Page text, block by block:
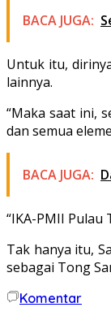
BACA JUGA:
Untuk itu,
lainnya.
“Maka saat ini,
dan semua
BACA JUGA:
“IKA-PMII
Tak hanya itu,
sebagai Tong
Komentar